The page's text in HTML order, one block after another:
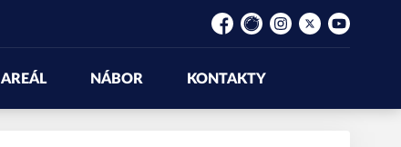
Facebook
Rajče InstagramPlatform X
YouTube
AREÁL NÁBOR KONTAKTY